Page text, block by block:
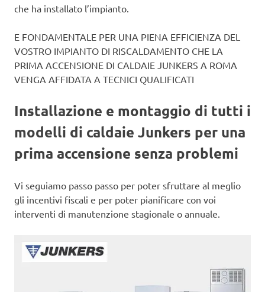
che ha installato l’impianto.
E FONDAMENTALE PER UNA PIENA EFFICIENZA DEL
VOSTRO IMPIANTO DI RISCALDAMENTO CHE LA
PRIMA ACCENSIONE DI CALDAIE JUNKERS A ROMA
VENGA AFFIDATA A TECNICI QUALIFICATI
Installazione e montaggio di tutti i
modelli di caldaie Junkers per una
prima accensione senza problemi
Vi seguiamo passo passo per poter sfruttare al meglio
gli incentivi fiscali e per poter pianificare con voi
interventi di manutenzione stagionale o annuale.